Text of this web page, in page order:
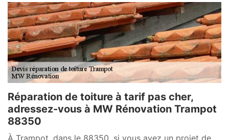
Réparation de toiture à tarif pas cher,
adressez-vous à MW Rénovation Trampot
88350
À Trampot, dans le 88350, si vous avez un projet de